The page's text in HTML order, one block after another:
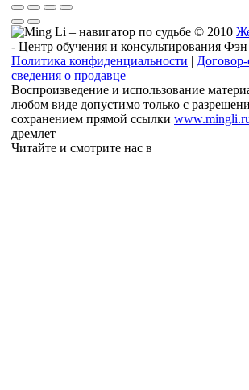
© 2010
- Центр обучения и консультирования
Политика конфиденциальности |
сведения о продавце
Воспроизведение и использование
любом виде допустимо только с
сохранением прямой ссылки
дремлет
Читайте и смотрите нас в